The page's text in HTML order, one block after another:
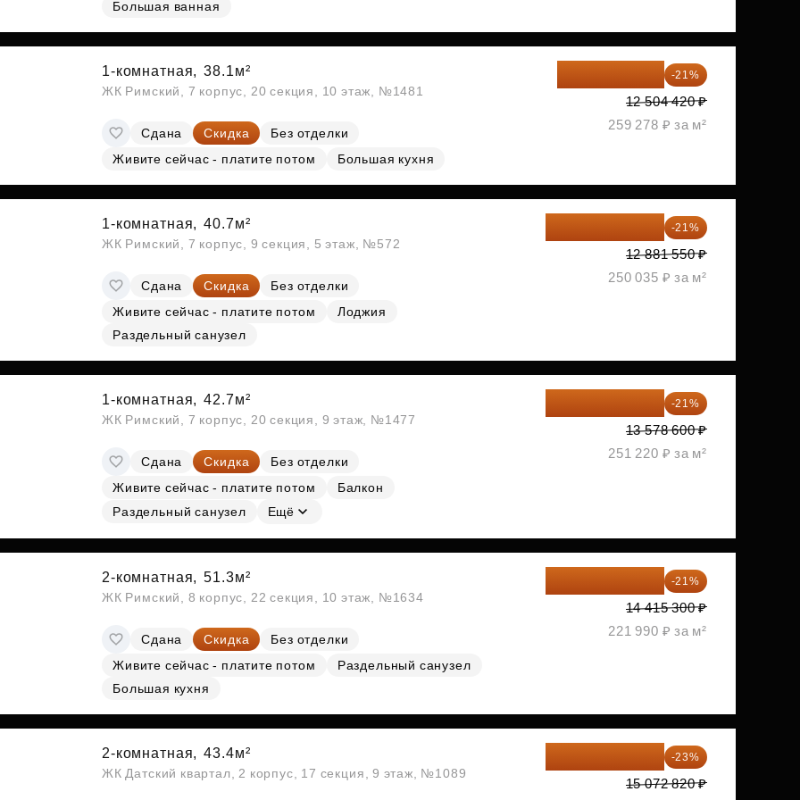
СубсидииБольшая ванная
1-комнатная, 38.1м²
ЖК Римский, 7 корпус, 20 секция, 10 этаж, №1481
Сдана Скидка
Без отделки
Живите сейчас - платите потом
Большая кухня
-21%
12 504 420 ₽
259 278 ₽ за м²
1-комнатная, 40.7м²
ЖК Римский, 7 корпус, 9 секция, 5 этаж, №572
Сдана Скидка
Без отделки
Живите сейчас - платите потом
Лоджия
Раздельный санузел
-21%
12 881 550 ₽
250 035 ₽ за м²
1-комнатная, 42.7м²
ЖК Римский, 7 корпус, 20 секция, 9 этаж, №1477
Сдана Скидка
Без отделки
Живите сейчас - платите потом
Балкон
Раздельный санузел
Ещё
-21%
13 578 600 ₽
251 220 ₽ за м²
2-комнатная, 51.3м²
ЖК Римский, 8 корпус, 22 секция, 10 этаж, №1634
Сдана Скидка
Без отделки
Живите сейчас - платите потом
Раздельный санузел
Большая кухня
-21%
14 415 300 ₽
221 990 ₽ за м²
2-комнатная, 43.4м²
ЖК Датский квартал, 2 корпус, 17 секция, 9 этаж, №1089
-23%
15 072 820 ₽